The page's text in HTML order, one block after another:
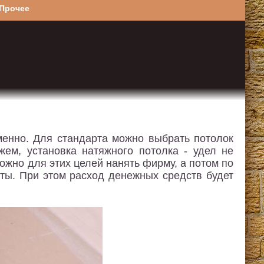
Для стандарта можно выбрать потолок
установка натяжного потолка - удел не
для этих целей нанять фирму, а потом по
При этом расход денежных средств будет